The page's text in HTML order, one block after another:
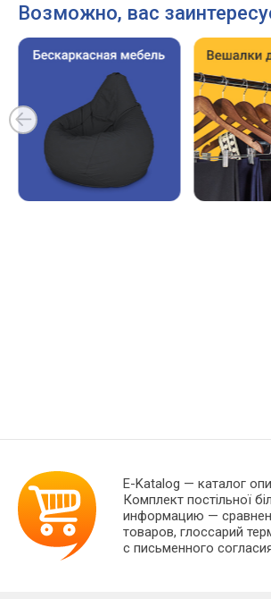
Возможно, вас
E-Katalog — каталог
Комплект постільної
информацию —
товаров, глоссарий
с письменного